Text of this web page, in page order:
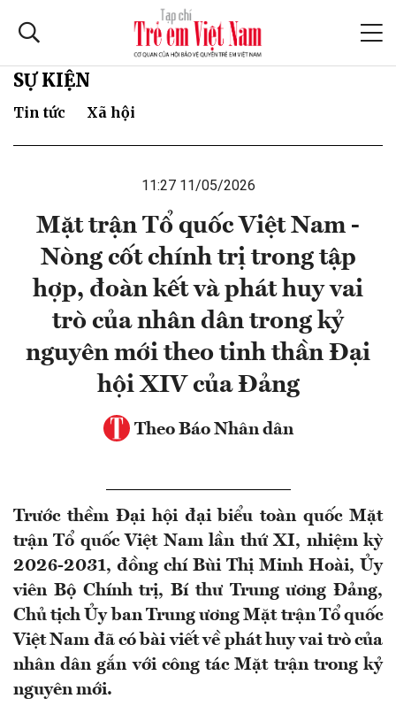
SỰ KIỆN
Tin tức Xã hội
11:27 11/05/2026
Mặt trận Tổ quốc Việt Nam -
Nòng cốt chính trị trong tập
hợp, đoàn kết và phát huy vai
trò của nhân dân trong kỷ
nguyên mới theo tinh thần Đại
hội XIV của Đảng
Theo Báo Nhân dân
Trước thềm Đại hội đại biểu toàn quốc Mặt
trận Tổ quốc Việt Nam lần thứ XI, nhiệm kỳ
2026-2031, đồng chí Bùi Thị Minh Hoài, Ủy
viên Bộ Chính trị, Bí thư Trung ương Đảng,
Chủ tịch Ủy ban Trung ương Mặt trận Tổ quốc
Việt Nam đã có bài viết về phát huy vai trò của
nhân dân gắn với công tác Mặt trận trong kỷ
nguyên mới.